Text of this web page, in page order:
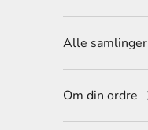
Alle samlinger
Om din ordre